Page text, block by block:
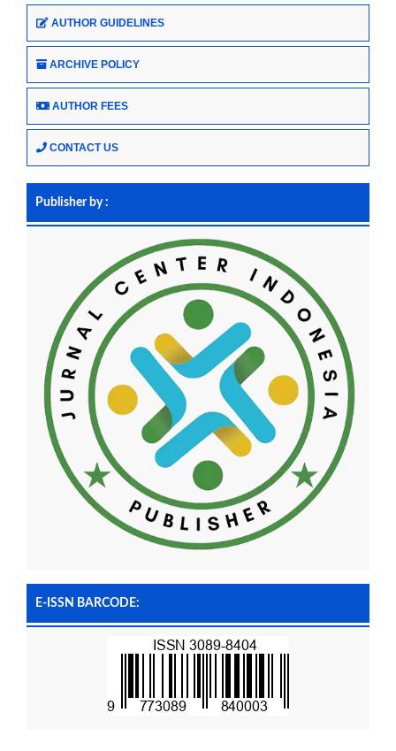
AUTHOR GUIDELINES
ARCHIVE POLICY
AUTHOR FEES
CONTACT US
Publisher by :
E-ISSN BARCODE: